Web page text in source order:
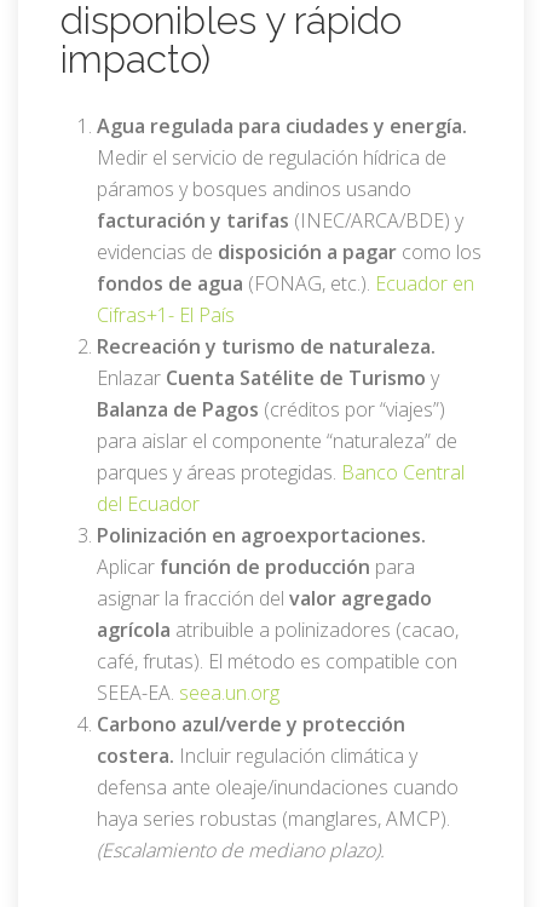
disponibles y rápido
impacto)
Agua regulada para ciudades y energía.
Medir el servicio de regulación hídrica de
páramos y bosques andinos usando
facturación y tarifas (INEC/ARCA/BDE) y
evidencias de disposición a pagar como los
fondos de agua (FONAG, etc.). Ecuador en
Cifras+1- El País
Recreación y turismo de naturaleza.
Enlazar Cuenta Satélite de Turismo y
Balanza de Pagos (créditos por “viajes”)
para aislar el componente “naturaleza” de
parques y áreas protegidas. Banco Central
del Ecuador
Polinización en agroexportaciones.
Aplicar función de producción para
asignar la fracción del valor agregado
agrícola atribuible a polinizadores (cacao,
café, frutas). El método es compatible con
SEEA-EA. seea.un.org
Carbono azul/verde y protección
costera. Incluir regulación climática y
defensa ante oleaje/inundaciones cuando
haya series robustas (manglares, AMCP).
(Escalamiento de mediano plazo).